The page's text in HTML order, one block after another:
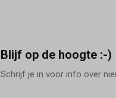
Blijf op de hoogte :-)
Schrijf je in voor info over